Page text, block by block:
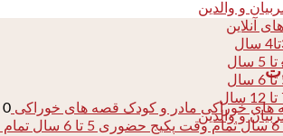
و والدین
آنلاین
و والدین
مادر و کودک قصه های خوراکی 0
پکیج حضوری 5 تا 6 سال تمام وقت